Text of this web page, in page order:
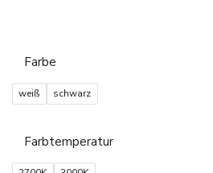
Farbe
weiß schwarz
Farbtemperatur